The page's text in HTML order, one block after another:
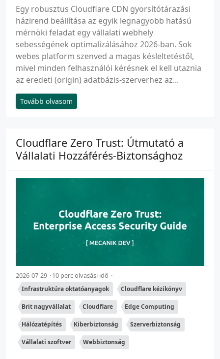
Egy robusztus Cloudflare CDN gyorsítótárazási
házirend beállítása az egyik legnagyobb hatású
mérnöki feladat egy vállalati webhely
sebességének optimalizálásához 2026-ban. Sok
webes platform szenved a magas késleltetéstől,
mivel minden felhasználói kérésnek el kell utaznia
az eredeti (origin) adatbázis-szerverhez az...
Tovább olvasom
Cloudflare Zero Trust: Útmutató a
Vállalati Hozzáférés-Biztonsághoz
2026-07-29 10 perc olvasási idő
Infrastruktúra oktatóanyagok Cloudflare kézikönyv
Brit nagyvállalat Cloudflare Edge Computing
Hálózatépítés Kiberbiztonság Szerverbiztonság
Vállalati szoftver Webbiztonság